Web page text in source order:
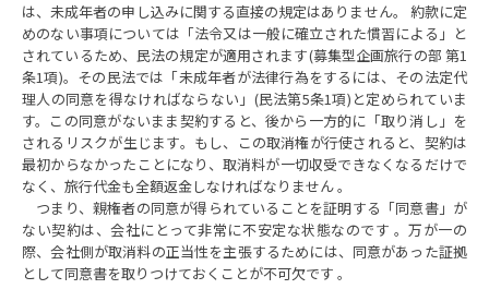
は、未成年者の申し込みに関する直接の規定はありません。 約款に定
めのない事項については「法令又は一般に確立された慣習による」と
されているため、民法の規定が適用されます(募集型企画旅行の部 第1
条1項)。その民法では「未成年者が法律行為をするには、その法定代
理人の同意を得なければならない」(民法第5条1項)と定められていま
す。この同意がないまま契約すると、後から一方的に「取り消し」を
されるリスクが生じます。もし、この取消権が行使されると、契約は
最初からなかったことになり、取消料が一切収受できなくなるだけで
なく、旅行代金も全額返金しなければなりません 。
つまり、親権者の同意が得られていることを証明する「同意書」が
ない契約は、会社にとって非常に不安定な状態なのです 。万が一の
際、会社側が取消料の正当性を主張するためには、同意があった証拠
として同意書を取りつけておくことが不可欠です 。